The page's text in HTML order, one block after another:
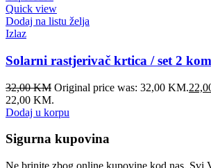
Quick view
Dodaj na listu želja
Izlaz
Solarni rastjerivač krtica / set 2
32,00KM Original price was: 32,00 KM.
22,00 KM.
Dodaj u korpu
Sigurna kupovina
Ne brinite zbog online kupovine kod nas. Svi